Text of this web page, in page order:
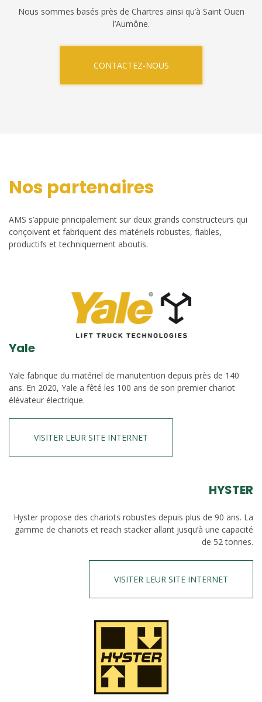
Nous sommes basés près de Chartres ainsi qu’à Saint Ouen
l’Aumône.
CONTACTEZ-NOUS
Nos partenaires
AMS s’appuie principalement sur deux grands constructeurs qui
conçoivent et fabriquent des matériels robustes, fiables,
productifs et techniquement aboutis.
Yale
Yale fabrique du matériel de manutention depuis près de 140
ans. En 2020, Yale a fêté les 100 ans de son premier chariot
élévateur électrique.
VISITER LEUR SITE INTERNET
HYSTER
Hyster propose des chariots robustes depuis plus de 90 ans. La
gamme de chariots et reach stacker allant jusqu’à une capacité
de 52 tonnes.
VISITER LEUR SITE INTERNET